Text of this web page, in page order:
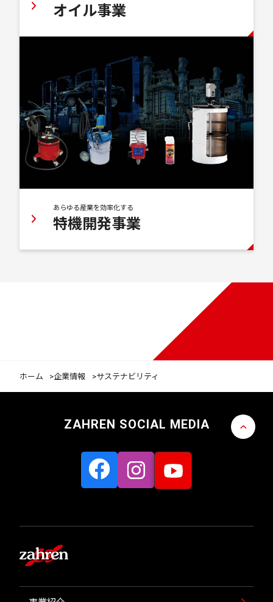
オイル事業
あらゆる産業を効率化する
特機開発事業
ホーム 企業情報 サステナビリティ
ZAHREN SOCIAL MEDIA